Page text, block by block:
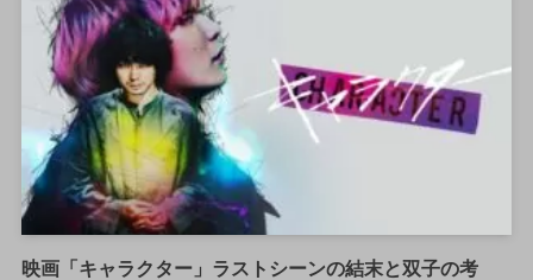
映画「キャラクター」ラストシーンの結末と双子の考